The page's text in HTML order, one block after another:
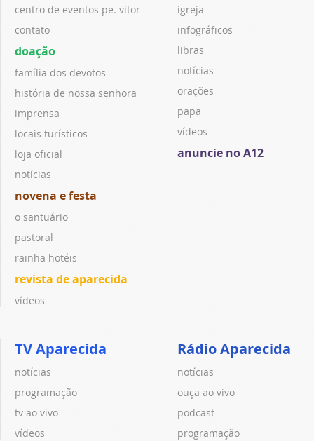
centro de eventos pe. vitor
contato
doação
família dos devotos
história de nossa senhora
imprensa
locais turísticos
loja oficial
notícias
novena e festa
o santuário
pastoral
rainha hotéis
revista de aparecida
vídeos
igreja
infográficos
libras
notícias
orações
papa
vídeos
anuncie no A12
TV Aparecida
notícias
programação
tv ao vivo
vídeos
Rádio Aparecida
notícias
ouça ao vivo
podcast
programação